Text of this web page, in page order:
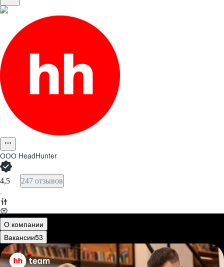
ООО HeadHunter
4,5 247 отзывов
·
О компании
Вакансии53